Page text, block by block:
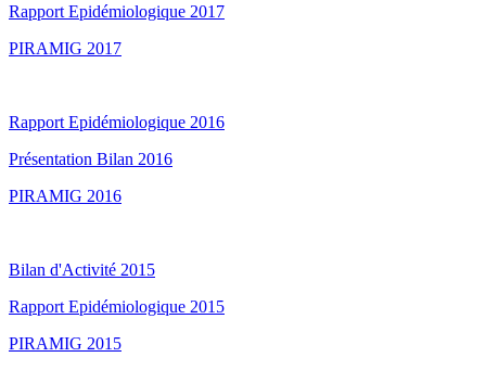
Rapport Epidémiologique 2017
PIRAMIG 2017
Rapport Epidémiologique 2016
Présentation Bilan 2016
PIRAMIG 2016
Bilan d'Activité 2015
Rapport Epidémiologique 2015
PIRAMIG 2015